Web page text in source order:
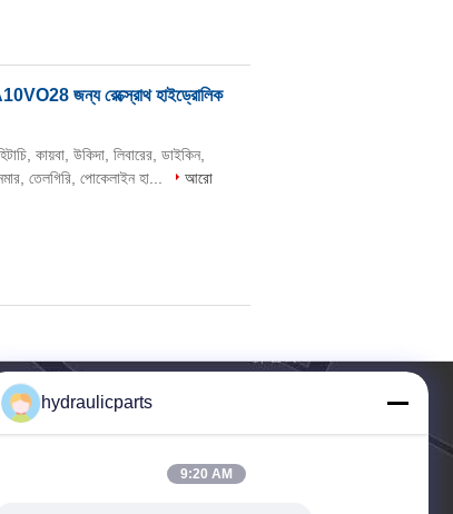
জন্য রেক্স্রোথ হাইড্রোলিক
কায়বা, উকিদা, লিবারের, ডাইকিন,
তেলগিরি, পোকেলাইন হা...
আরো
hydraulicparts
9:20 AM